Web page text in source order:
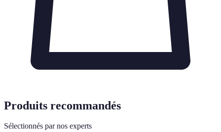
Produits recommandés
Sélectionnés par nos experts